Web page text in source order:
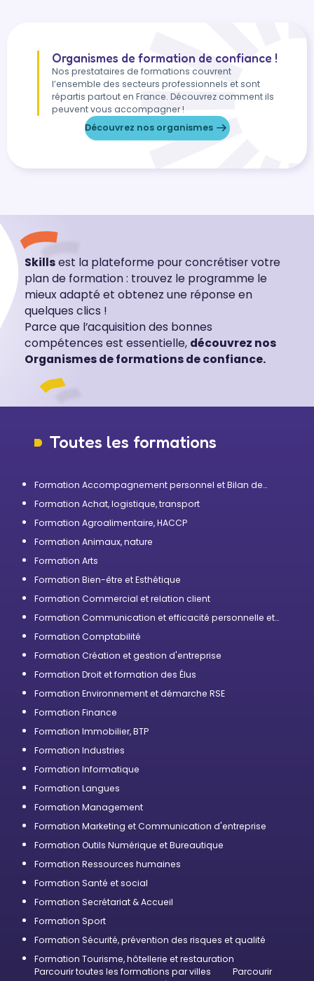
Organismes de formation de confiance !
Nos prestataires de formations couvrent
l’ensemble des secteurs professionnels et sont
répartis partout en France. Découvrez comment ils
peuvent vous accompagner !
Découvrez nos organismes
Skillsest la plateforme pour concrétiser votre
plan de formation : trouvez le programme le
mieux adapté et obtenez une réponse en
quelques clics !
Parce que l’acquisition des bonnes
compétences est essentielle, découvrez nos
Organismes de formations de confiance.
Toutes les formations
Formation Accompagnement personnel et Bilan de
Formation Achat, logistique, transport
Formation Agroalimentaire, HACCP
Formation Animaux, nature
Formation Arts
Formation Bien-être et Esthétique
Formation Commercial et relation client
Formation Communication et efficacité personnelle et
Formation Comptabilité
Formation Création et gestion d'entreprise
Formation Droit et formation des Élus
Formation Environnement et démarche RSE
Formation Finance
Formation Immobilier, BTP
Formation Industries
Formation Informatique
Formation Langues
Formation Management
Formation Marketing et Communication d'entreprise
Formation Outils Numérique et Bureautique
Formation Ressources humaines
Formation Santé et social
Formation Secrétariat & Accueil
Formation Sport
Formation Sécurité, prévention des risques et qualité
Formation Tourisme, hôtellerie et restauration
Parcourir toutes les formations par villes
Parcourir